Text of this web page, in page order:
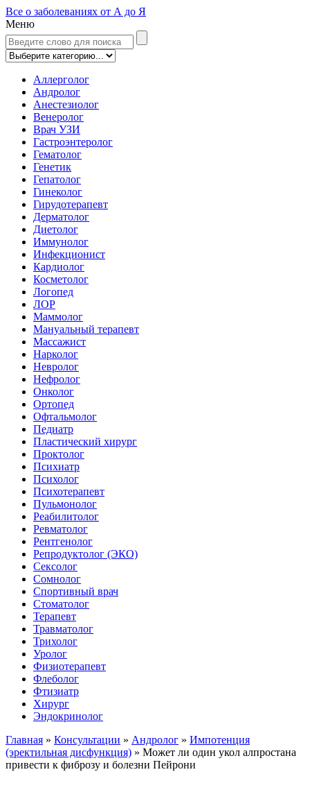
Все о заболеваниях от А до Я
Меню
Аллерголог
Андролог
Анестезиолог
Венеролог
Врач УЗИ
Гастроэнтеролог
Гематолог
Генетик
Гепатолог
Гинеколог
Гирудотерапевт
Дерматолог
Диетолог
Иммунолог
Инфекционист
Кардиолог
Косметолог
Логопед
ЛОР
Маммолог
Мануальный терапевт
Массажист
Нарколог
Невролог
Нефролог
Онколог
Ортопед
Офтальмолог
Педиатр
Пластический хирург
Проктолог
Психиатр
Психолог
Психотерапевт
Пульмонолог
Реабилитолог
Ревматолог
Рентгенолог
Репродуктолог (ЭКО)
Сексолог
Сомнолог
Спортивный врач
Стоматолог
Терапевт
Травматолог
Трихолог
Уролог
Физиотерапевт
Флеболог
Фтизиатр
Хирург
Эндокринолог
Главная » Консультации » Андролог » Импотенция
(эректильная дисфункция) » Может ли один укол алпростана
привести к фиброзу и болезни Пейрони